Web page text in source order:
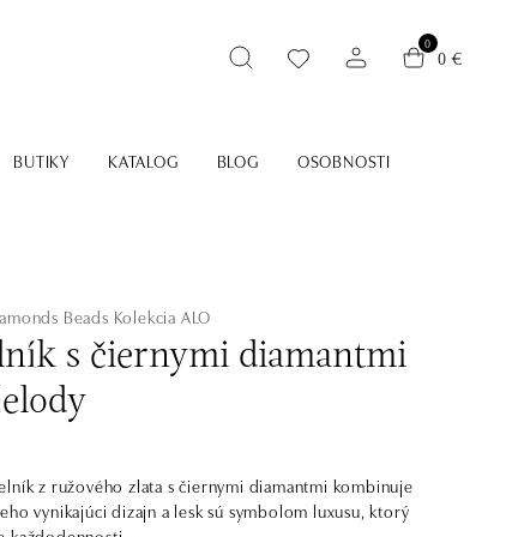
0
0 €
BUTIKY KATALOG BLOG OSOBNOSTI
Beads Kolekcia ALO
s čiernymi diamantmi
z ružového zlata s čiernymi diamantmi kombinuje
vynikajúci dizajn a lesk sú symbolom luxusu, ktorý